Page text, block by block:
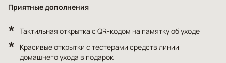
Приятные дополнения
Тактильная открытка с QR-кодом на памятку об уходе
Красивые открытки с тестерами средств линии
домашнего ухода в подарок